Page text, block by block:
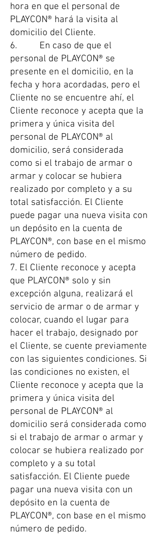
hora en que el personal de
PLAYCON® hará la visita al
domicilio del Cliente.
6. En caso de que el
personal de PLAYCON® se
presente en el domicilio, en la
fecha y hora acordadas, pero el
Cliente no se encuentre ahí, el
Cliente reconoce y acepta que la
primera y única visita del
personal de PLAYCON® al
domicilio, será considerada
como si el trabajo de armar o
armar y colocar se hubiera
realizado por completo y a su
total satisfacción. El Cliente
puede pagar una nueva visita con
un depósito en la cuenta de
PLAYCON®, con base en el mismo
número de pedido.
7. El Cliente reconoce y acepta
que PLAYCON® solo y sin
excepción alguna, realizará el
servicio de armar o de armar y
colocar, cuando el lugar para
hacer el trabajo, designado por
el Cliente, se cuente previamente
con las siguientes condiciones. Si
las condiciones no existen, el
Cliente reconoce y acepta que la
primera y única visita del
personal de PLAYCON® al
domicilio será considerada como
si el trabajo de armar o armar y
colocar se hubiera realizado por
completo y a su total
satisfacción. El Cliente puede
pagar una nueva visita con un
depósito en la cuenta de
PLAYCON®, con base en el mismo
número de pedido.